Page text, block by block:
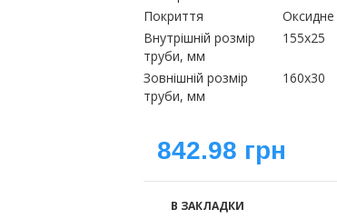
Покриття
Оксидне
Внутрішній розмір
труби, мм
155х25
Зовнішній розмір
труби, мм
160х30
842.98 грн
В ЗАКЛАДКИ